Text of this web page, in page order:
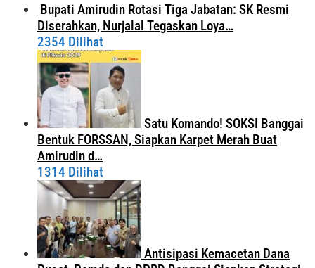
Bupati Amirudin Rotasi Tiga Jabatan: SK Resmi
Diserahkan, Nurjalal Tegaskan Loya…
2354 Dilihat
Satu Komando! SOKSI Banggai
Bentuk FORSSAN, Siapkan Karpet Merah Buat
Amirudin d…
1314 Dilihat
Antisipasi Kemacetan Dana